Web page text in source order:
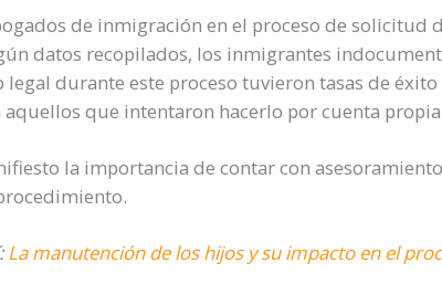
de inmigración en el proceso de solicitud
datos recopilados, los inmigrantes
durante este proceso tuvieron tasas de éxito
que intentaron hacerlo por cuenta
la importancia de contar con
La manutención de los hijos y su impacto en el